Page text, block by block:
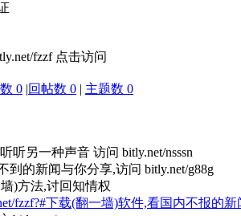
fzzf 点击访问
0 |回帖数 0 | 主题数 0
听另一种声音 访问 bitly.net/nsssn
到的新闻与你分享,访问 bitly.net/g88g
)方法,讨回知情权
fzzf?#下载(翻一墙)软件,看国内不报的新